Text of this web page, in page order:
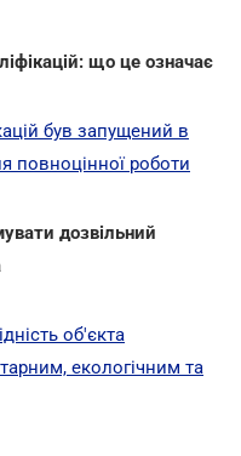
що це означає
був запущений в
повноцінної роботи
дозвільний
об'єкта
екологічним та